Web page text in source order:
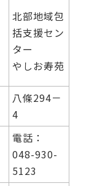
北部地域包
括支援セン
ター
やしお寿苑
八條294－
4
電話：
048-930-
5123